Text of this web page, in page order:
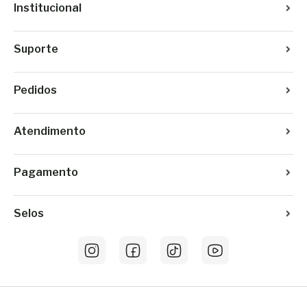
Institucional
Suporte
Pedidos
Atendimento
Pagamento
Selos